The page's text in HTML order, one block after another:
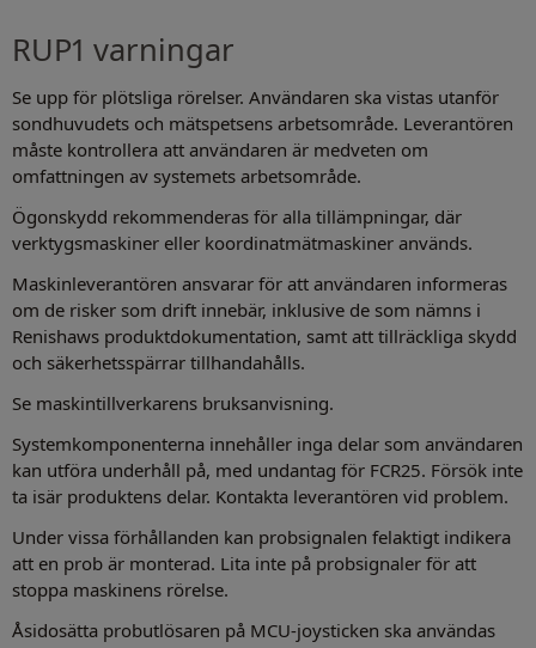
RUP1 varningar
Se upp för plötsliga rörelser. Användaren ska vistas utanför
sondhuvudets och mätspetsens arbetsområde. Leverantören
måste kontrollera att användaren är medveten om
omfattningen av systemets arbetsområde.
Ögonskydd rekommenderas för alla tillämpningar, där
verktygsmaskiner eller koordinatmätmaskiner används.
Maskinleverantören ansvarar för att användaren informeras
om de risker som drift innebär, inklusive de som nämns i
Renishaws produktdokumentation, samt att tillräckliga skydd
och säkerhetsspärrar tillhandahålls.
Se maskintillverkarens bruksanvisning.
Systemkomponenterna innehåller inga delar som användaren
kan utföra underhåll på, med undantag för FCR25. Försök inte
ta isär produktens delar. Kontakta leverantören vid problem.
Under vissa förhållanden kan probsignalen felaktigt indikera
att en prob är monterad. Lita inte på probsignaler för att
stoppa maskinens rörelse.
Åsidosätta probutlösaren på MCU-joysticken ska användas